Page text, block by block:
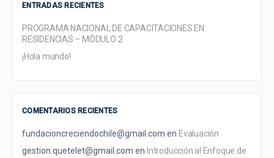
ENTRADAS RECIENTES
PROGRAMA NACIONAL DE CAPACITACIONES EN
RESIDENCIAS – MÓDULO 2
¡Hola mundo!
COMENTARIOS RECIENTES
fundacioncreciendochile@gmail.com en Evaluación
gestion.quetelet@gmail.com en Introducción al Enfoque de